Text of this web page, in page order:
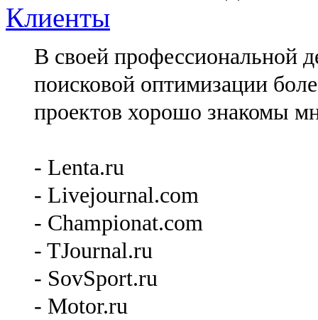
Клиенты
В своей профессиональной
поисковой оптимизации
проектов хорошо знакомы
- Lenta.ru
- Livejournal.com
- Championat.com
- TJournal.ru
- SovSport.ru
- Motor.ru